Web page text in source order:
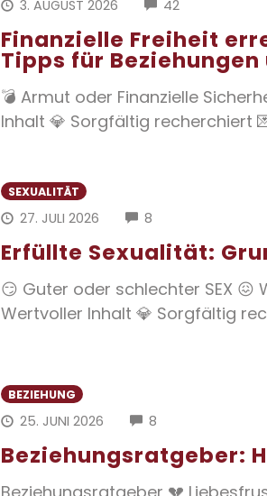
3. AUGUST 2026 42
Finanzielle Freiheit
Tipps für Beziehungen
💣 Armut oder Finanzielle
Inhalt 💎 Sorgfältig recherchiert 💌💡
SEXUALITÄT
27. JULI 2026 8
Erfüllte Sexualität:
😏 Guter oder schlechter SEX 😖
Wertvoller Inhalt 💎 Sorgfältig
BEZIEHUNG
25. JUNI 2026 8
Beziehungsratgeber: